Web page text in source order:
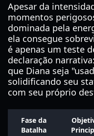
Apesar da
momentos
dominada pela
ela consegue
é apenas um teste
declaração
que Diana seja
solidificando seu
com seu próprio
Fase da
Batalha